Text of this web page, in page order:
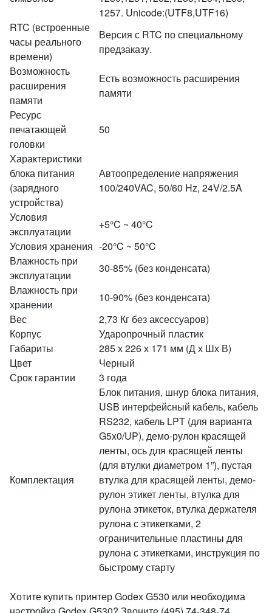
1257. Unicode:(UTF8,UTF16)
RTC (встроенные
часы реального
времени)
Версия с RTC по специальному
предзаказу.
Возможность
расширения
памяти
Есть возможность расширения
памяти
Ресурс
печатающей
головки
50
Характеристики
блока питания
(зарядного
устройства)
Автоопределение напряжения
100/240VAC, 50/60 Hz, 24V/2.5A
Условия
эксплуатации
+5°C ~ 40°C
Условия хранения -20°C ~ 50°C
Влажность при
эксплуатации
30-85% (без конденсата)
Влажность при
хранении
10-90% (без конденсата)
Вес
2,73 Кг без аксессуаров)
Корпус
Ударопрочный пластик
Габариты
285 х 226 х 171 мм (Д х Шх В)
Цвет
Черный
Срок гарантии
3 года
Комплектация
Блок питания, шнур блока питания,
USB интерфейсный кабель, кабель
RS232, кабель LPT (для варианта
G5x0/UP), демо-рулон красящей
ленты, ось для красящей ленты
(для втулки диаметром 1”), пустая
втулка для красящей ленты, демо-
рулон этикет ленты, втулка для
рулона этикеток, втулка держателя
рулона с этикетками, 2
ограничительные пластины для
рулона с этикетками, инструкция по
быстрому старту
Хотите купить принтер Godex G530 или необходима